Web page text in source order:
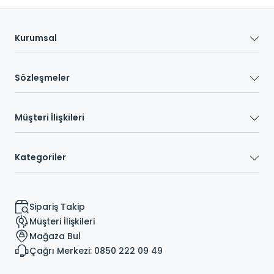
Kurumsal
Sözleşmeler
Müşteri İlişkileri
Kategoriler
Sipariş Takip
Müşteri İlişkileri
Mağaza Bul
Çağrı Merkezi: 0850 222 09 49